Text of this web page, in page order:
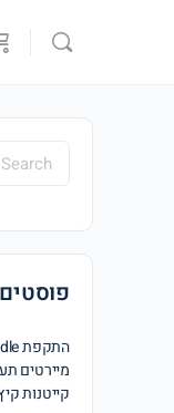
מיירטים
קייטנות